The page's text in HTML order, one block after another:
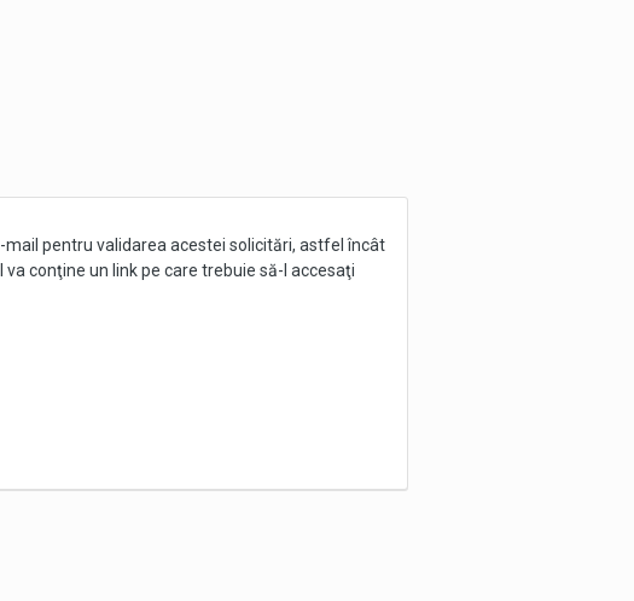
pentru validarea acestei solicitări, astfel încât
conţine un link pe care trebuie să-l accesaţi